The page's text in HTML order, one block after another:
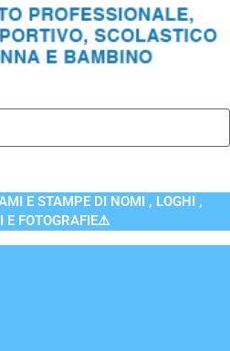
E STAMPE DI NOMI , LOGHI ,
E FOTOGRAFIE⚠️